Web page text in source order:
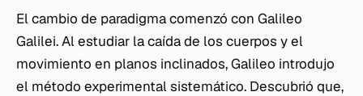
El cambio de paradigma comenzó con Galileo
Galilei. Al estudiar la caída de los cuerpos y el
movimiento en planos inclinados, Galileo introdujo
el método experimental sistemático. Descubrió que,